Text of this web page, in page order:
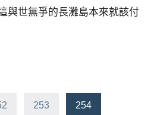
與世無爭的長灘島本來就該付
253 254